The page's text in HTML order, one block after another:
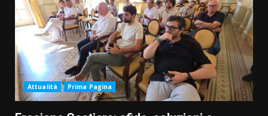
Attualità Prima Pagina